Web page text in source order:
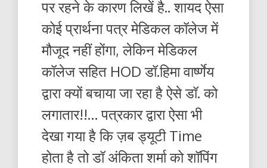
पर रहने के कारण लिखें है.. शायद ऐसा
कोई प्रार्थना पत्र मेडिकल कॉलेज में
मौजूद नहीं होंगा, लेकिन मेडिकल
कॉलेज सहित HOD डॉ.हिमा वार्ष्णेय
द्वारा क्यों बचाया जा रहा है ऐसे डॉ. को
लगातार!!… पत्रकार द्वारा ऐसा भी
देखा गया है कि ज़ब ड्यूटी Time
होता है तो डॉ अंकिता शर्मा को शॉपिंग